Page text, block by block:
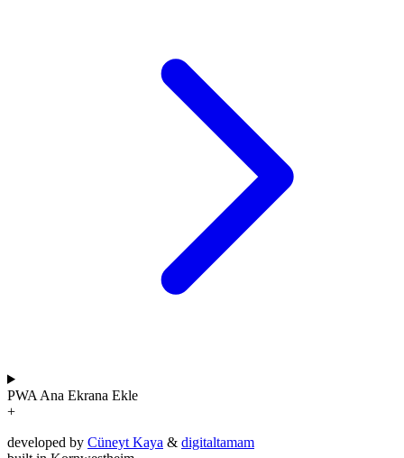
PWA Ana Ekrana Ekle
+
developed by Cüneyt Kaya & digitaltamam